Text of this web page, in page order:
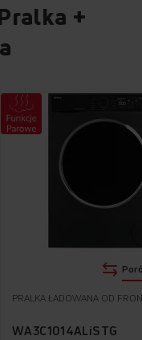
+
PRALKA ŁADOWANA OD
WA3C1014ALiSTG